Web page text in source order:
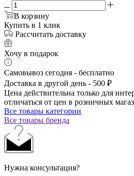
В корзину
Купить в 1 клик
Рассчитать доставку
Хочу в подарок
Самовывоз сегодня - бесплатно
Доставка в другой день - 500 ₽
Цена действительна только для
отличаться от цен в розничных
Все товары категории
Все товары бренда
Нужна консультация?